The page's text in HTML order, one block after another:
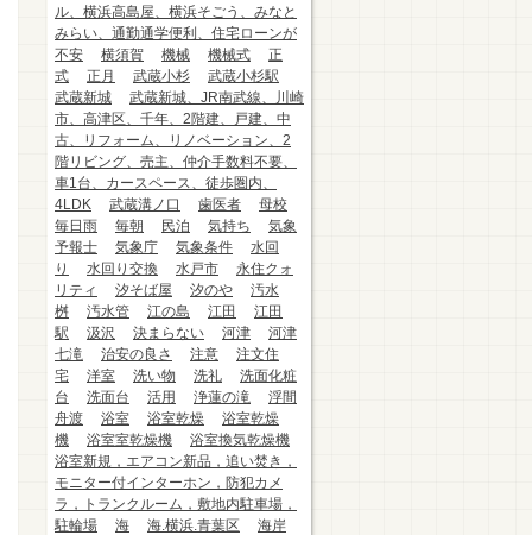
ル、横浜高島屋、横浜そごう、みなと
みらい、通勤通学便利、住宅ローンが
不安
横須賀 機械 機械式
正
式
正月 武蔵小杉
武蔵小杉駅
武蔵新城
武蔵新城、JR南武線、川崎
市、高津区、千年、2階建、戸建、中
古、リフォーム、リノベーション、2
階リビング、売主、仲介手数料不要、
車1台、カースペース、徒歩圏内、
4LDK
武蔵溝ノ口 歯医者
母校
毎日雨
毎朝 民泊 気持ち
気象
予報士
気象庁 気象条件
水回
り
水回り交換 水戸市
永住クォ
リティ
汐そば屋 汐のや
汚水
桝
汚水管 江の島 江田
江田
駅
汲沢 決まらない 河津
河津
七滝
治安の良さ 注意
注文住
宅
洋室 洗い物 洗礼
洗面化粧
台
洗面台 活用 浄蓮の滝
浮間
舟渡
浴室 浴室乾燥
浴室乾燥
機
浴室室乾燥機
浴室換気乾燥機
浴室新規，エアコン新品，追い焚き，
モニター付インターホン，防犯カメ
ラ，トランクルーム，敷地内駐車場，
駐輪場
海 海.横浜.青葉区
海岸